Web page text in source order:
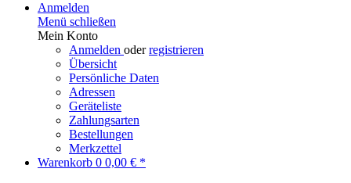
Anmelden
Menü schließen
Mein Konto
Anmelden oderregistrieren
Übersicht
Persönliche Daten
Adressen
Geräteliste
Zahlungsarten
Bestellungen
Merkzettel
Warenkorb 0 0,00 € *